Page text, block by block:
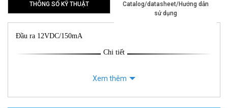
THÔNG SỐ KỸ THUẬT
Catalog/datasheet/Hướng dẫn
sử dụng
Đầu ra 12VDC/150mA
Chi tiết
Xem thêm